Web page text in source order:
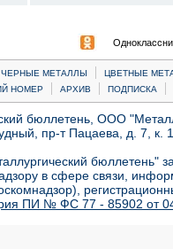
ЧЕРНЫЕ МЕТАЛЛЫ |
ЦВЕТНЫЕ
НОМЕР | АРХИВ | ПОДПИСКА |
бюллетень, ООО
пр-т Пацаева, д. 7,
бюллетень"
в сфере связи,
ПИ № ФС 77 - 85902 от 04